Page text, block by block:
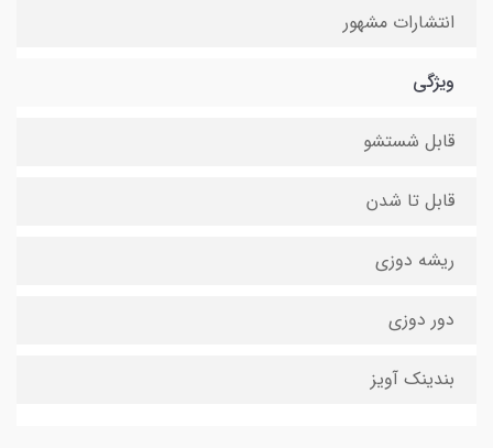
انتشارات مشهور
ویژگی
قابل شستشو
قابل تا شدن
ریشه دوزی
دور دوزی
بندینک آویز